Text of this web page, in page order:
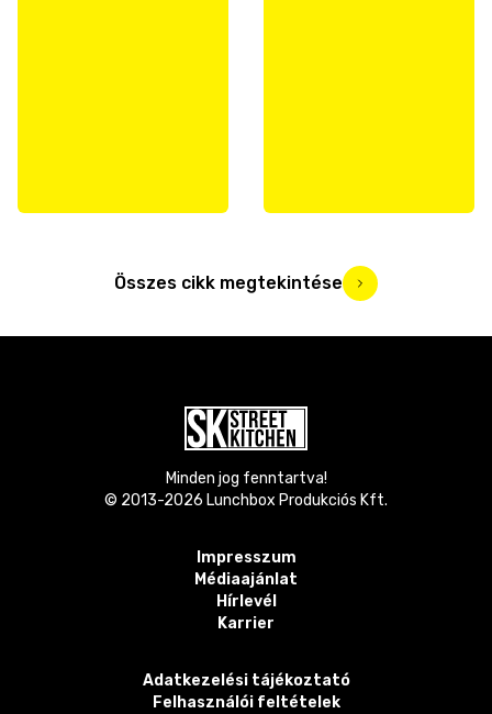
Összes cikk megtekintése
Minden jog fenntartva!
© 2013-2026 Lunchbox Produkciós Kft.
Impresszum
Médiaajánlat
Hírlevél
Karrier
Adatkezelési tájékoztató
Felhasználói feltételek